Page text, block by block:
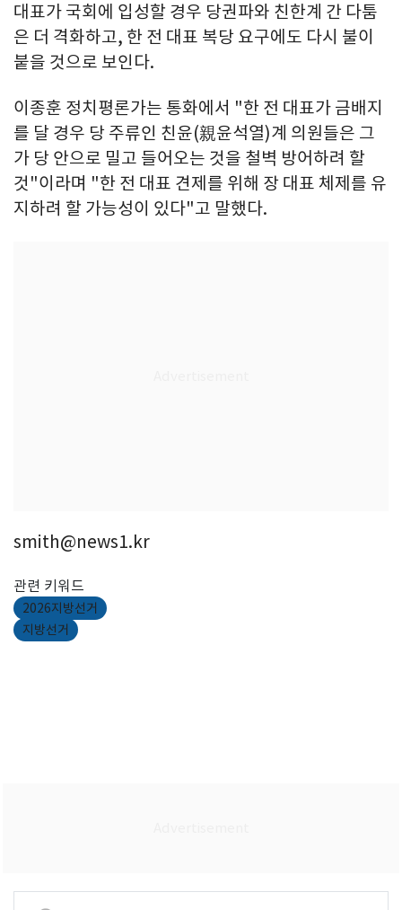
대표가 국회에 입성할 경우 당권파와 친한계 간 다툼
은 더 격화하고, 한 전 대표 복당 요구에도 다시 불이
붙을 것으로 보인다.
이종훈 정치평론가는 통화에서 "한 전 대표가 금배지
를 달 경우 당 주류인 친윤(親윤석열)계 의원들은 그
가 당 안으로 밀고 들어오는 것을 철벽 방어하려 할
것"이라며 "한 전 대표 견제를 위해 장 대표 체제를 유
지하려 할 가능성이 있다"고 말했다.
smith@news1.kr
관련 키워드
2026지방선거
지방선거